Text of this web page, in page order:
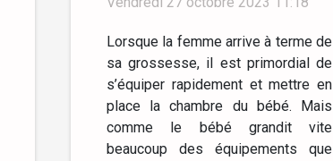
Lorsque la femme arrive à terme de
sa grossesse, il est primordial de
s’équiper rapidement et mettre en
place la chambre du bébé. Mais
comme le bébé grandit vite
beaucoup des équipements que